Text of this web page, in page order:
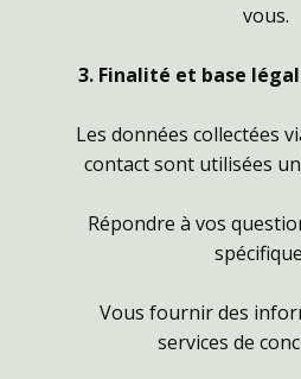
vous.
3. Finalité et base
Les données collectées
contact sont utilisées
Répondre à vos
Vous fournir des
services de